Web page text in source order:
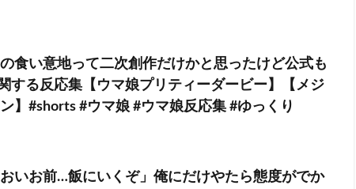
食い意地って二次創作だけかと思ったけど公式も
する反応集【ウマ娘プリティーダービー】【メジ
】#shorts #ウマ娘 #ウマ娘反応集 #ゆっくり
いお前…飯にいくぞ」俺にだけやたら態度がでか